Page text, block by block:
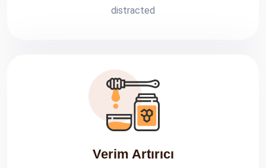
distracted
Verim Artırıcı